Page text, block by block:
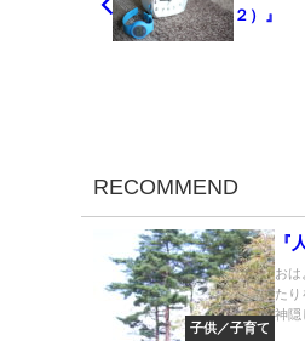
２）』
RECOMMEND
子供／子育て
『
おは
たり
神隠